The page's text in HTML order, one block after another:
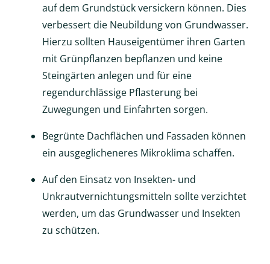
auf dem Grundstück versickern können. Dies
verbessert die Neubildung von Grundwasser.
Hierzu sollten Hauseigentümer ihren Garten
mit Grünpflanzen bepflanzen und keine
Steingärten anlegen und für eine
regendurchlässige Pflasterung bei
Zuwegungen und Einfahrten sorgen.
Begrünte Dachflächen und Fassaden können
ein ausgeglicheneres Mikroklima schaffen.
Auf den Einsatz von Insekten- und
Unkrautvernichtungsmitteln sollte verzichtet
werden, um das Grundwasser und Insekten
zu schützen.